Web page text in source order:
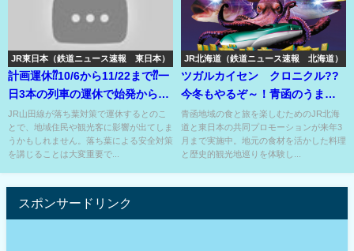
JR東日本（鉄道ニュース速報 東日本）
計画運休⁇10/6から11/22まで⁇一
日3本の列車の運休で始発から終
点まで行けない??
JR山田線が落ち葉対策で運休するとのこ
とで、地域住民や観光客に影響が出てしま
うかもしれません。落ち葉による安全対策
を講じることは大変重要で...
JR北海道（鉄道ニュース速報 北海道）
ツガルカイセン クロニクル??
今冬もやるぞ～！青函のうまい
もの対決⁇
青函地域の食と旅を楽しむためのJR北海
道と東日本の共同プロモーションが来年3
月まで実施中。地元の食材を活かした料理
と歴史的観光地巡りを体験し...
スポンサードリンク